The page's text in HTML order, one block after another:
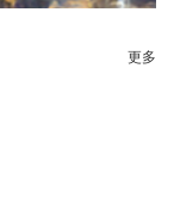
更多